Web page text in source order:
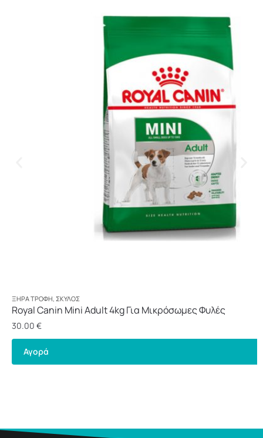
ΞΗΡΆ ΤΡΟΦΉ ΣΚΎΛΟΣ
Royal Canin Mini Adult 4kg Για Μικρόσωμες Φυλές
30.00 €
Αγορά